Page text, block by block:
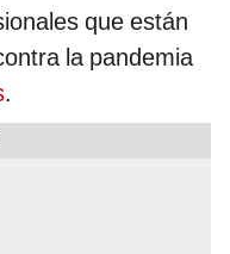
que están
la pandemia
.